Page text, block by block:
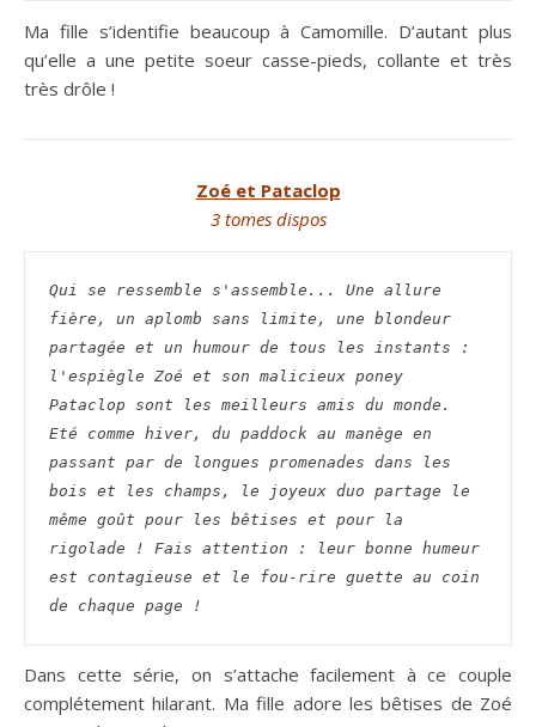
Ma fille s’identifie beaucoup à Camomille. D’autant plus
qu’elle a une petite soeur casse-pieds, collante et très
très drôle !
Zoé et Pataclop
3 tomes dispos
Qui se ressemble s'assemble... Une allure
fière, un aplomb sans limite, une blondeur
partagée et un humour de tous les instants :
l'espiègle Zoé et son malicieux poney
Pataclop sont les meilleurs amis du monde.
Eté comme hiver, du paddock au manège en
passant par de longues promenades dans les
bois et les champs, le joyeux duo partage le
même goût pour les bêtises et pour la
rigolade ! Fais attention : leur bonne humeur
est contagieuse et le fou-rire guette au coin
de chaque page !
Dans cette série, on s’attache facilement à ce couple
complétement hilarant. Ma fille adore les bêtises de Zoé